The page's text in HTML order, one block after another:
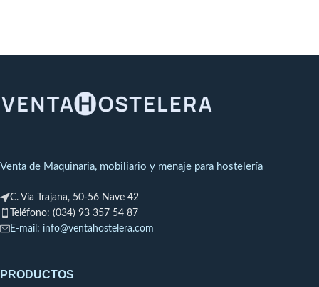
Venta de Maquinaria, mobiliario y menaje para hostelería
C. Via Trajana, 50-56 Nave 42
Teléfono: (034) 93 357 54 87
E-mail: info@ventahostelera.com
PRODUCTOS